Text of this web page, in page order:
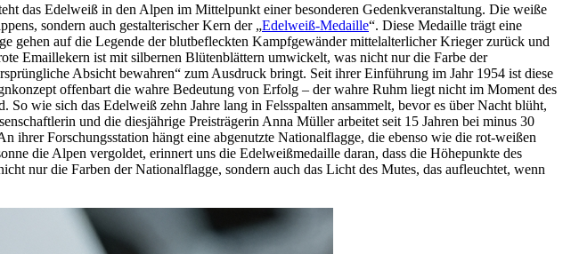
das Edelweiß in den Alpen im Mittelpunkt einer besonderen Gedenkveranstaltung. Die weiße
sondern auch gestalterischer Kern der „Edelweiß-Medaille“. Diese Medaille trägt eine
gehen auf die Legende der blutbefleckten Kampfgewänder mittelalterlicher Krieger zurück und
Emaillekern ist mit silbernen Blütenblättern umwickelt, was nicht nur die Farbe der
Absicht bewahren“ zum Ausdruck bringt. Seit ihrer Einführung im Jahr 1954 ist diese
offenbart die wahre Bedeutung von Erfolg – der wahre Ruhm liegt nicht im Moment des
wie sich das Edelweiß zehn Jahre lang in Felsspalten ansammelt, bevor es über Nacht blüht,
und die diesjährige Preisträgerin Anna Müller arbeitet seit 15 Jahren bei minus 30
ihrer Forschungsstation hängt eine abgenutzte Nationalflagge, die ebenso wie die rot-weißen
die Alpen vergoldet, erinnert uns die Edelweißmedaille daran, dass die Höhepunkte des
nur die Farben der Nationalflagge, sondern auch das Licht des Mutes, das aufleuchtet, wenn